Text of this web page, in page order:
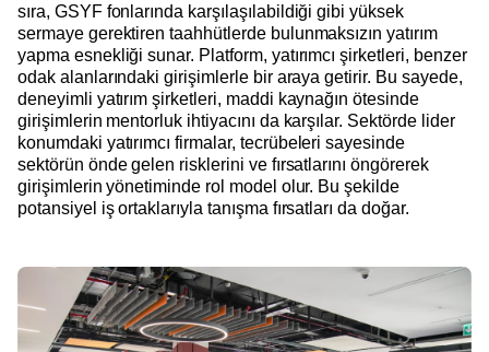
sıra, GSYF fonlarında karşılaşılabildiği gibi yüksek
sermaye gerektiren taahhütlerde bulunmaksızın yatırım
yapma esnekliği sunar. Platform, yatırımcı şirketleri, benzer
odak alanlarındaki girişimlerle bir araya getirir. Bu sayede,
deneyimli yatırım şirketleri, maddi kaynağın ötesinde
girişimlerin mentorluk ihtiyacını da karşılar. Sektörde lider
konumdaki yatırımcı firmalar, tecrübeleri sayesinde
sektörün önde gelen risklerini ve fırsatlarını öngörerek
girişimlerin yönetiminde rol model olur. Bu şekilde
potansiyel iş ortaklarıyla tanışma fırsatları da doğar.